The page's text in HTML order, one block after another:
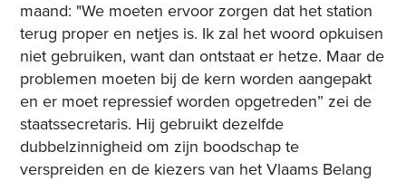
maand: "We moeten ervoor zorgen dat het station
terug proper en netjes is. Ik zal het woord opkuisen
niet gebruiken, want dan ontstaat er hetze. Maar de
problemen moeten bij de kern worden aangepakt
en er moet repressief worden opgetreden” zei de
staatssecretaris. Hij gebruikt dezelfde
dubbelzinnigheid om zijn boodschap te
verspreiden en de kiezers van het Vlaams Belang